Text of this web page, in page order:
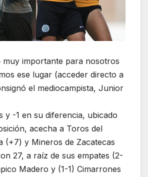
muy importante para nosotros
ese lugar (acceder directo a
el mediocampista, Junior
y -1 en su diferencia, ubicado
acecha a Toros del
(+7) y Mineros de Zacatecas
27, a raíz de sus empates (2-
Madero y (1-1) Cimarrones